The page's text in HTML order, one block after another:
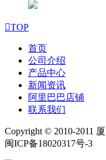
TOP
首页
公司介绍
产品中心
新闻资讯
阿里巴巴店铺
联系我们
Copyright © 2010-2011
闽ICP备18020317号-3